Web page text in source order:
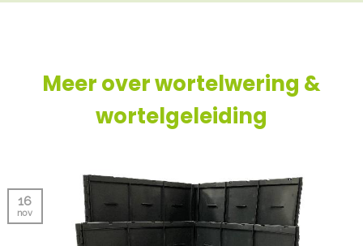
Meer over wortelwering &
wortelgeleiding
16
nov